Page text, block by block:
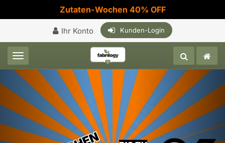
Zutaten-Wochen 40% OFF
Ihr Konto Kunden-Login
Toggle navigation